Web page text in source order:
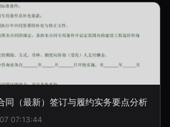
同（最新）签订与履约实务要点分析
07:13:44